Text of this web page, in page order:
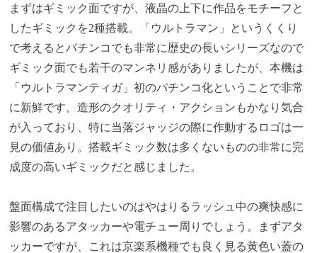
まずはギミック面ですが、液晶の上下に作品をモチーフと
したギミックを2種搭載。「ウルトラマン」というくくり
で考えるとパチンコでも非常に歴史の長いシリーズなので
ギミック面でも若干のマンネリ感がありましたが、本機は
「ウルトラマンティガ」初のパチンコ化ということで非常
に新鮮です。造形のクオリティ・アクションもかなり気合
が入っており、特に当落ジャッジの際に作動するロゴは一
見の価値あり。搭載ギミック数は多くないものの非常に完
成度の高いギミックだと感じました。
盤面構成で注目したいのはやはりるラッシュ中の爽快感に
影響のあるアタッカーや電チュー周りでしょう。まずアタ
ッカーですが、これは京楽系機種でも良く見る黄色い蓋の